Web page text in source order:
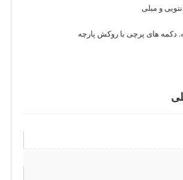
و مبلی
دکمه های پرچی با روکش پارچه